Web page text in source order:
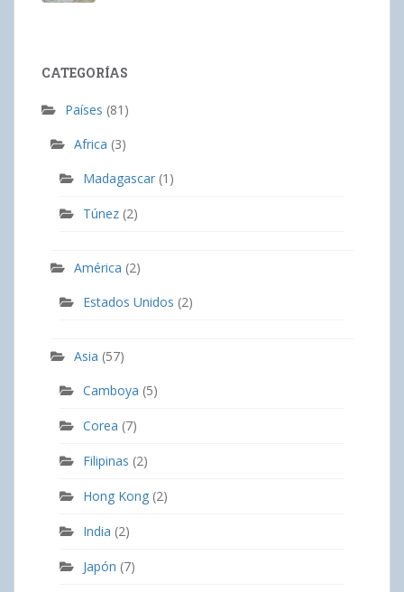
CATEGORÍAS
Países (81)
Africa (3)
Madagascar (1)
Túnez (2)
América (2)
Estados Unidos (2)
Asia (57)
Camboya (5)
Corea (7)
Filipinas (2)
Hong Kong (2)
India (2)
Japón (7)